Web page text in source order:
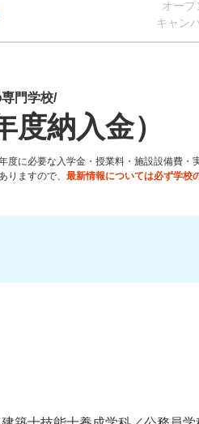
オープ
キャン
門学校/
度納入金）
に必要な入学金・授業料・施設設備費・
りますので、 最新情報については必ず学校